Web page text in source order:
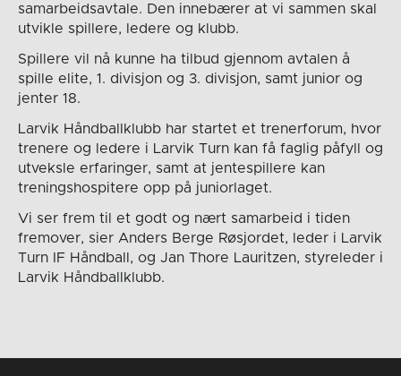
samarbeidsavtale. Den innebærer at vi sammen skal
utvikle spillere, ledere og klubb.
Spillere vil nå kunne ha tilbud gjennom avtalen å
spille elite, 1. divisjon og 3. divisjon, samt junior og
jenter 18.
Larvik Håndballklubb har startet et trenerforum, hvor
trenere og ledere i Larvik Turn kan få faglig påfyll og
utveksle erfaringer, samt at jentespillere kan
treningshospitere opp på juniorlaget.
Vi ser frem til et godt og nært samarbeid i tiden
fremover, sier Anders Berge Røsjordet, leder i Larvik
Turn IF Håndball, og Jan Thore Lauritzen, styreleder i
Larvik Håndballklubb.